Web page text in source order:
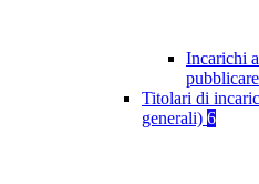
Incarichi
Titolari di
generali) 6